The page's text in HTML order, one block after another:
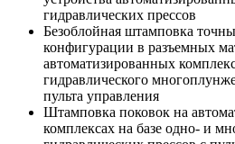
гидравлических прессов
Безоблойная штамповка
конфигурации в разъемных
автоматизированных
гидравлического
пульта управления
Штамповка поковок на
комплексах на базе одно- и